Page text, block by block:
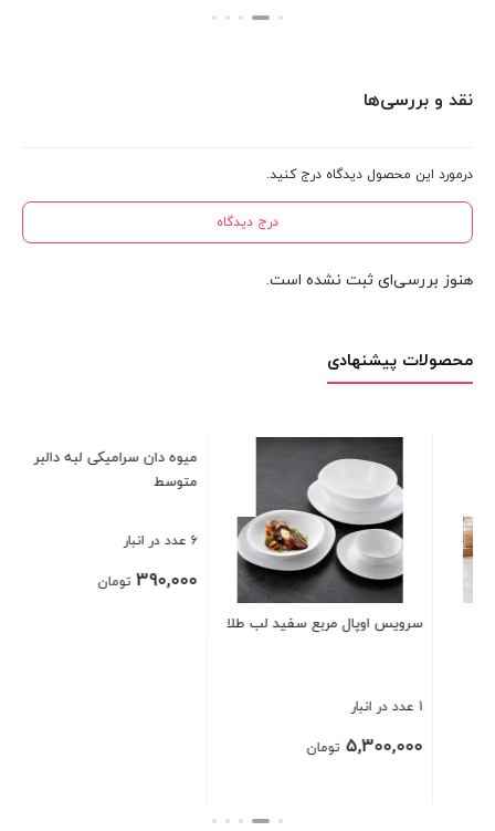
نقد و بررسی‌ها
درمورد این محصول دیدگاه درج کنید.
درج دیدگاه
هنوز بررسی‌ای ثبت نشده است.
محصولات پیشنهادی
میوه دان سرامیکی لبه دالبر
6 عدد در انبار
390,000 تومان
سرویس پارس اوپال زرین 28 پ
10 عدد در انبار
5,300,000 تومان